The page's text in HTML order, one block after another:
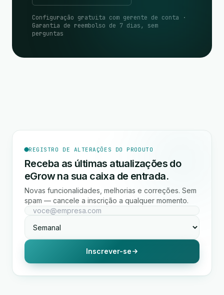
Configuração gratuita com gerente de conta ·
Garantia de reembolso de 7 dias, sem
perguntas
REGISTRO DE ALTERAÇÕES DO PRODUTO
Receba as últimas atualizações do
eGrow na sua caixa de entrada.
Novas funcionalidades, melhorias e correções. Sem
spam — cancele a inscrição a qualquer momento.
Inscrever-se